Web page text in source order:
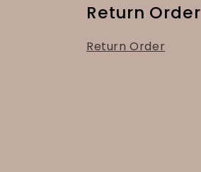
Return Order
Return Order